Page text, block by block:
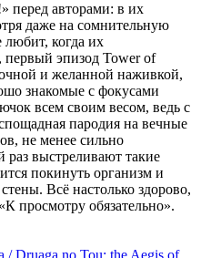
перед авторами: в их
даже на сомнительную
любит, когда их
эпизод Tower of
и желанной наживкой,
знакомые с фокусами
всем своим весом, ведь с
пародия на вечные
не менее сильно
выстреливают такие
покинуть организм и
Всё настолько здорово,
просмотру обязательно».